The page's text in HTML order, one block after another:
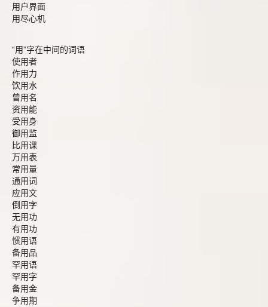
用户界面
用尽心机
“用”字在中间的词语
使用者
作用力
饮用水
曾用名
资用能
受用身
御用监
比用课
万用表
常用量
通用词
应用文
倒用字
无用功
有用功
惯用语
备用品
罕用语
罕用字
备用金
争用期